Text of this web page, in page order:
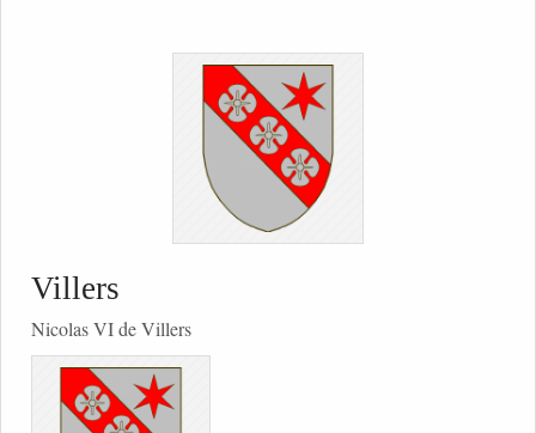
Villers
Nicolas VI de Villers